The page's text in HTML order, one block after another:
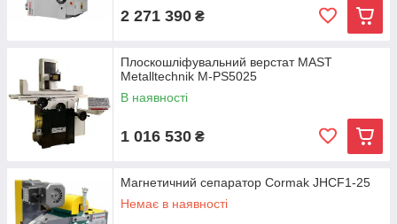
2 271 390 ₴
Плоскошліфувальний верстат MAST
Metalltechnik M-PS5025
В наявності
1 016 530 ₴
Магнетичний сепаратор Cormak JHCF1-25
Немає в наявності